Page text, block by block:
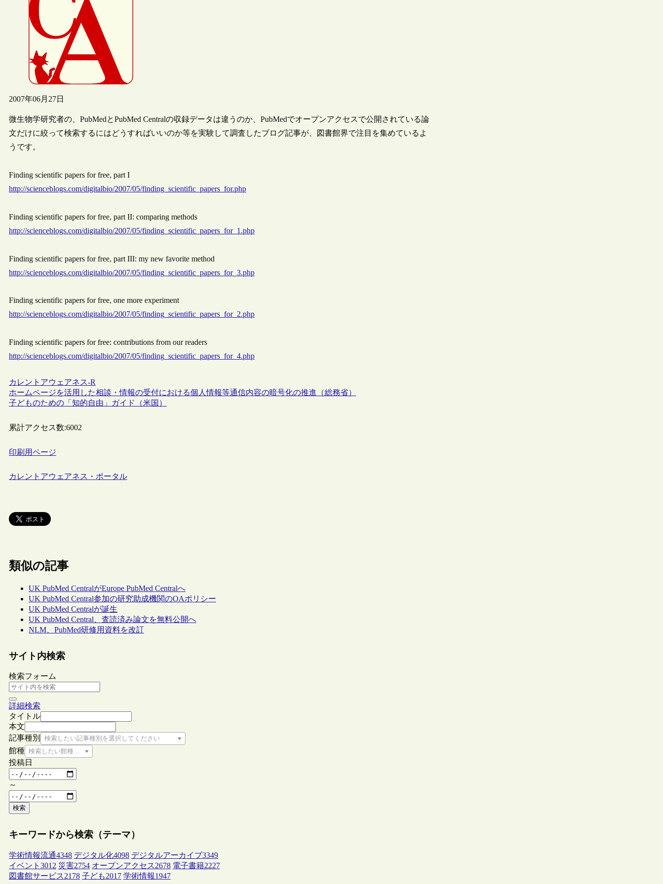
2007年06月27日
微生物学研究者の、PubMedとPubMed Centralの収録データは違うのか、PubMedでオープンアクセスで公開されている論
文だけに絞って検索するにはどうすればいいのか等を実験して調査したブログ記事が、図書館界で注目を集めているよ
うです。
Finding scientific papers for free, part I
http://scienceblogs.com/digitalbio/2007/05/finding_scientific_papers_for.php
Finding scientific papers for free, part II: comparing methods
http://scienceblogs.com/digitalbio/2007/05/finding_scientific_papers_for_1.php
Finding scientific papers for free, part III: my new favorite method
http://scienceblogs.com/digitalbio/2007/05/finding_scientific_papers_for_3.php
Finding scientific papers for free, one more experiment
http://scienceblogs.com/digitalbio/2007/05/finding_scientific_papers_for_2.php
Finding scientific papers for free: contributions from our readers
http://scienceblogs.com/digitalbio/2007/05/finding_scientific_papers_for_4.php
カレントアウェアネス-R
ホームページを活用した相談・情報の受付における個人情報等通信内容の暗号化の推進（総務省）
子どものための「知的自由」ガイド（米国）
累計アクセス数:6002
印刷用ページ
カレントアウェアネス・ポータル
類似の記事
UK PubMed CentralがEurope PubMed Centralへ
UK PubMed Central参加の研究助成機関のOAポリシー
UK PubMed Centralが誕生
UK PubMed Central、査読済み論文を無料公開へ
NLM、PubMed研修用資料を改訂
サイト内検索
検索フォーム
詳細検索
タイトル
本文
記事種別
検索したい記事種別を選択してください
館種 検索したい館種を選択してください
投稿日
～
検索
キーワードから検索（テーマ）
学術情報流通4348 デジタル化4098 デジタルアーカイブ3349
イベント 3012 災害2754 オープンアクセス2678 電子書籍2227
図書館サービス2178 子ども2017 学術情報1947